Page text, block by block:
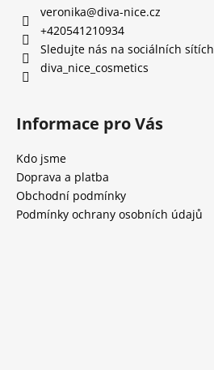
veronika@diva-nice.cz
+420541210934
Sledujte nás na sociálních sítích
diva_nice_cosmetics
Informace pro Vás
Kdo jsme
Doprava a platba
Obchodní podmínky
Podmínky ochrany osobních údajů